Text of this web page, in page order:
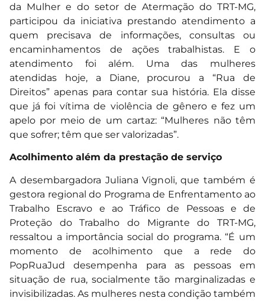
da Mulher e do setor de Atermação do TRT-MG,
participou da iniciativa prestando atendimento a
quem precisava de informações, consultas ou
encaminhamentos de ações trabalhistas. E o
atendimento foi além. Uma das mulheres
atendidas hoje, a Diane, procurou a “Rua de
Direitos” apenas para contar sua história. Ela disse
que já foi vítima de violência de gênero e fez um
apelo por meio de um cartaz: “Mulheres não têm
que sofrer; têm que ser valorizadas”.
Acolhimento além da prestação de serviço
A desembargadora Juliana Vignoli, que também é
gestora regional do Programa de Enfrentamento ao
Trabalho Escravo e ao Tráfico de Pessoas e de
Proteção do Trabalho do Migrante do TRT-MG,
ressaltou a importância social do programa. “É um
momento de acolhimento que a rede do
PopRuaJud desempenha para as pessoas em
situação de rua, socialmente tão marginalizadas e
invisibilizadas. As mulheres nesta condição também